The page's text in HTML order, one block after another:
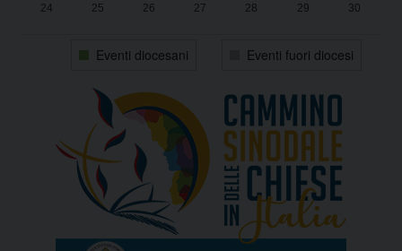
24 25 26 27 28 29 30
Eventi diocesani Eventi fuori diocesi